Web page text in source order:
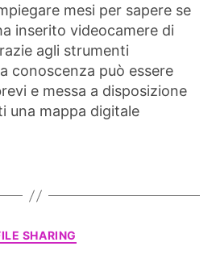
mesi per sapere se
inserito videocamere di
agli strumenti
conoscenza può essere
e messa a disposizione
una mappa digitale
Categorie
SHARING